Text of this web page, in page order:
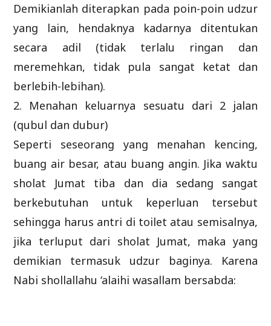
Demikianlah diterapkan pada poin-poin udzur
yang lain, hendaknya kadarnya ditentukan
secara adil (tidak terlalu ringan dan
meremehkan, tidak pula sangat ketat dan
berlebih-lebihan).
2. Menahan keluarnya sesuatu dari 2 jalan
(qubul dan dubur)
Seperti seseorang yang menahan kencing,
buang air besar, atau buang angin. Jika waktu
sholat Jumat tiba dan dia sedang sangat
berkebutuhan untuk keperluan tersebut
sehingga harus antri di toilet atau semisalnya,
jika terluput dari sholat Jumat, maka yang
demikian termasuk udzur baginya. Karena
Nabi shollallahu ‘alaihi wasallam bersabda: